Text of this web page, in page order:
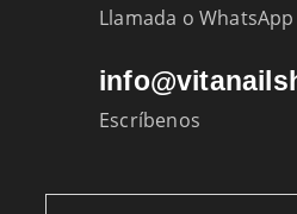
Llamada o WhatsApp
Escríbenos